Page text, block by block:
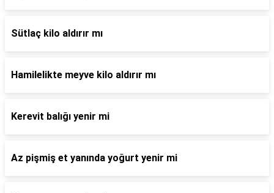
Sütlaç kilo aldırır mı
Hamilelikte meyve kilo aldırır mı
Kerevit balığı yenir mi
Az pişmiş et yanında yoğurt yenir mi